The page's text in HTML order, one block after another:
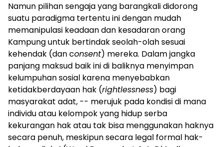
Namun pilihan sengaja yang barangkali didorong
suatu paradigma tertentu ini dengan mudah
memanipulasi keadaan dan kesadaran orang
Kampung untuk bertindak seolah-olah sesuai
kehendak (dan consent) mereka. Dalam jangka
panjang maksud baik ini di baliknya menyimpan
kelumpuhan sosial karena menyebabkan
ketidakberdayaan hak (rightlessness) bagi
masyarakat adat, -- merujuk pada kondisi di mana
individu atau kelompok yang hidup serba
kekurangan hak atau tak bisa menggunakan haknya
secara penuh, meskipun secara legal formal hak-